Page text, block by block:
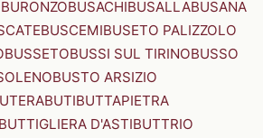
BURONZOBUSACHIBUSALLABUSANA
BUSCEMIBUSETO PALIZZOLO
BUSSETOBUSSI SUL TIRINOBUSSO
BUSTO ARSIZIO
BUTIBUTTAPIETRA
BUTTIGLIERA D'ASTIBUTTRIO